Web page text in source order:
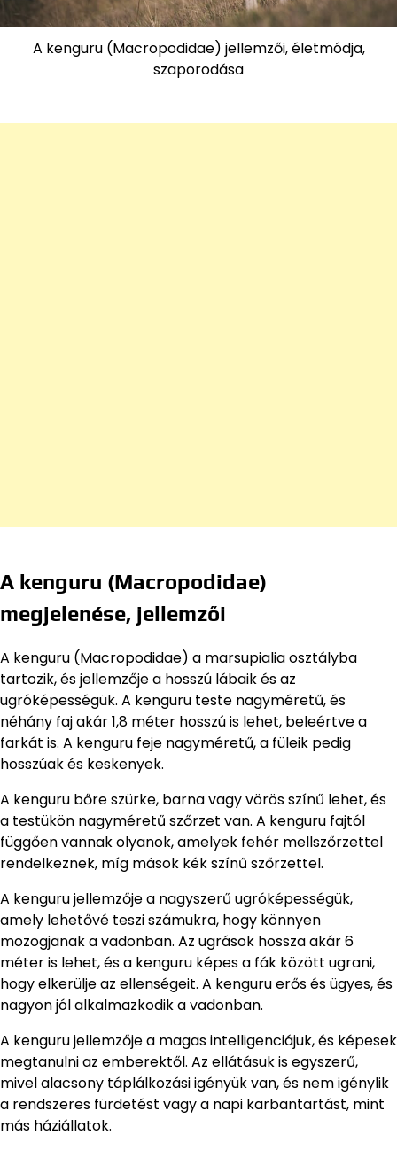
A kenguru (Macropodidae) jellemzői, életmódja,
szaporodása
A kenguru (Macropodidae)
megjelenése, jellemzői
A kenguru (Macropodidae) a marsupialia osztályba
tartozik, és jellemzője a hosszú lábaik és az
ugróképességük. A kenguru teste nagyméretű, és
néhány faj akár 1,8 méter hosszú is lehet, beleértve a
farkát is. A kenguru feje nagyméretű, a füleik pedig
hosszúak és keskenyek.
A kenguru bőre szürke, barna vagy vörös színű lehet, és
a testükön nagyméretű szőrzet van. A kenguru fajtól
függően vannak olyanok, amelyek fehér mellszőrzettel
rendelkeznek, míg mások kék színű szőrzettel.
A kenguru jellemzője a nagyszerű ugróképességük,
amely lehetővé teszi számukra, hogy könnyen
mozogjanak a vadonban. Az ugrások hossza akár 6
méter is lehet, és a kenguru képes a fák között ugrani,
hogy elkerülje az ellenségeit. A kenguru erős és ügyes, és
nagyon jól alkalmazkodik a vadonban.
A kenguru jellemzője a magas intelligenciájuk, és képesek
megtanulni az emberektől. Az ellátásuk is egyszerű,
mivel alacsony táplálkozási igényük van, és nem igénylik
a rendszeres fürdetést vagy a napi karbantartást, mint
más háziállatok.